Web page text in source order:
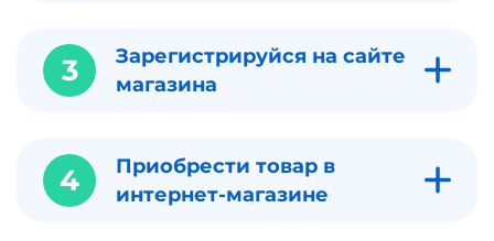
3
Зарегистрируйся на сайте
магазина
4
Приобрести товар в
интернет-магазине